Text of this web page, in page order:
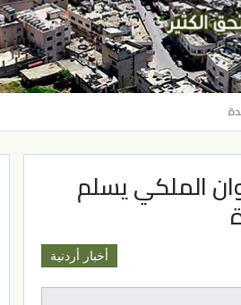
الملكي يسلم
أخبار أردنية